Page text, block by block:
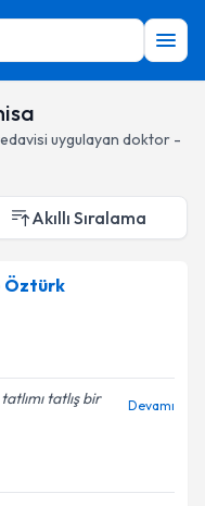
uygulayan doktor -
Akıllı Sıralama
Öztürk
tatlış bir
Devamı